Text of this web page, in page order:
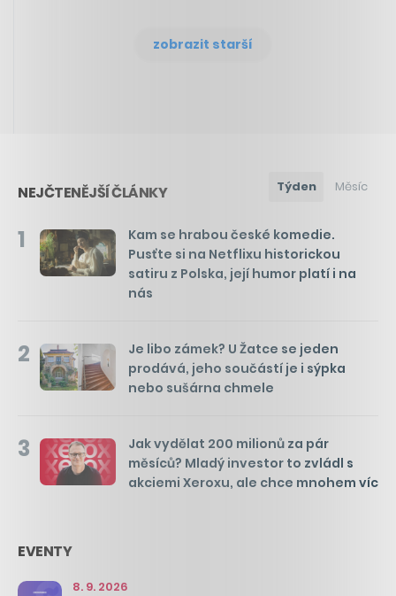
zobrazit starší
NEJČTENĚJŠÍ ČLÁNKY Týden Měsíc
1
Kam se hrabou české komedie.
Pusťte si na Netflixu historickou
satiru z Polska, její humor platí i na
nás
2
Je libo zámek? U Žatce se jeden
prodává, jeho součástí je i sýpka
nebo sušárna chmele
3
Jak vydělat 200 milionů za pár
měsíců? Mladý investor to zvládl s
akciemi Xeroxu, ale chce mnohem víc
EVENTY
8. 9. 2026